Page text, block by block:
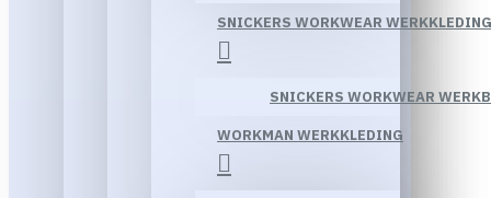
SNICKERS WORKWEAR WERKKLEDING
SNICKERS WORKWEAR
WORKMAN WERKKLEDING